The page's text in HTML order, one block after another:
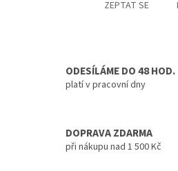
ZEPTAT SE
ODESÍLÁME DO 48 HOD.
platí v pracovní dny
DOPRAVA ZDARMA
při nákupu nad 1 500 Kč